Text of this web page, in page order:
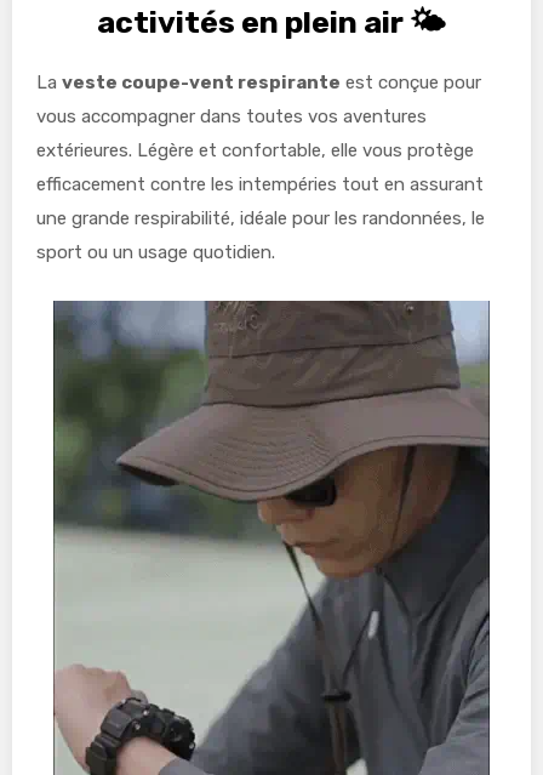
activités en plein air 🌤️
La veste coupe-vent respirante est conçue pour
vous accompagner dans toutes vos aventures
extérieures. Légère et confortable, elle vous protège
efficacement contre les intempéries tout en assurant
une grande respirabilité, idéale pour les randonnées, le
sport ou un usage quotidien.